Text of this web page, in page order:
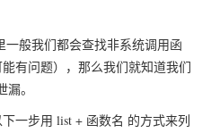
般我们都会查找非系统调用函
有问题），那么我们就知道我们
。
一步用 list + 函数名 的方式来列